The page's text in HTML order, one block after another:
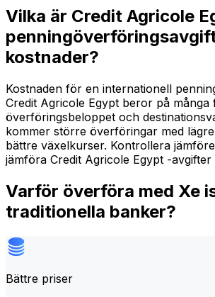
Vilka är Credit Agricole
kostnader?
Kostnaden för en internationell
Credit Agricole Egypt beror på
överföringsbeloppet och
kommer större överföringar med
bättre växelkurser. Kontrollera
jämföra Credit Agricole Egypt -avgifter
Varför överföra med Xe
traditionella banker?
Bättre priser